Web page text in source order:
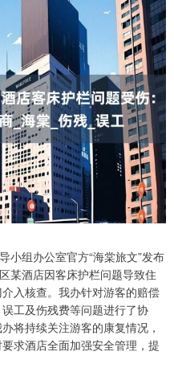
小组办公室官方“海棠旅文”发布
某酒店因客床护栏问题导致住
入核查。我办针对游客的赔偿
工及伤残费等问题进行了协
将持续关注游客的康复情况，
求酒店全面加强安全管理，提